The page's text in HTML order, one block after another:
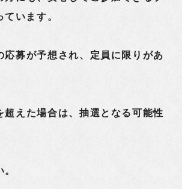
ています。
募が予想され、定員に限りがあ
超えた場合は、抽選となる可能性